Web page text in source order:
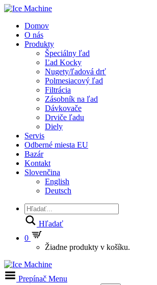
Domov
O nás
Produkty
Špeciálny ľad
Ľad Kocky
Nugety/ľadová drť
Polmesiacový ľad
Filtrácia
Zásobník na ľad
Dávkovače
Drviče ľadu
Diely
Servis
Odberné miesta EU
Bazár
Kontakt
Slovenčina
English
Deutsch
Hľadať
0
Žiadne produkty v košíku.
Prepínač Menu